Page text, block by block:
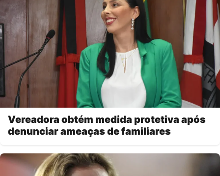
Vereadora obtém medida protetiva após
denunciar ameaças de familiares